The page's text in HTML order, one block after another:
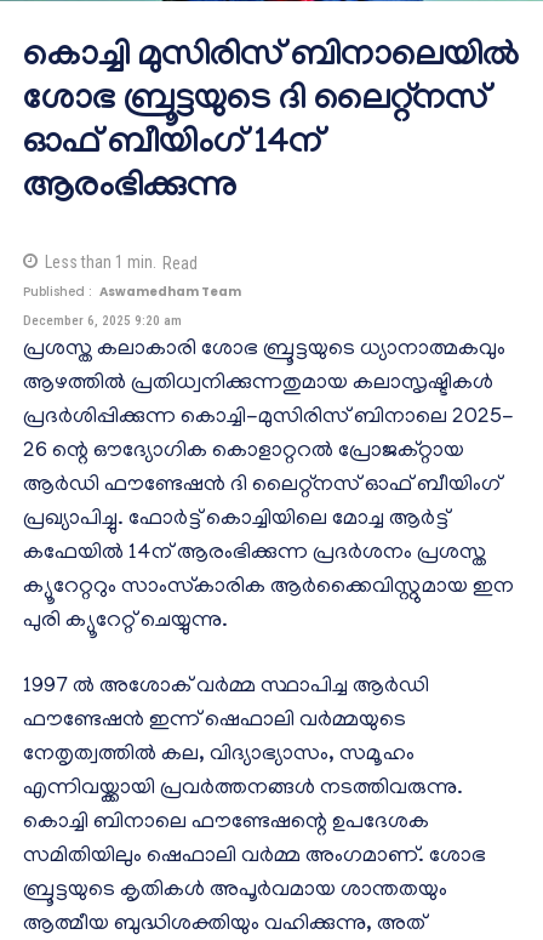
കൊച്ചി മുസിരിസ് ബിനാലെയില്‍
ശോഭ ബ്രൂട്ടയുടെ ദി ലൈറ്റ്നസ്
ഓഫ് ബീയിംഗ് 14ന്
ആരംഭിക്കുന്നു
Less than 1 min. Read
Published : Aswamedham Team
December 6, 2025 9:20 am
പ്രശസ്ത കലാകാരി ശോഭ ബ്രൂട്ടയുടെ ധ്യാനാത്മകവും
ആഴത്തില്‍ പ്രതിധ്വനിക്കുന്നതുമായ കലാസൃഷ്ടികള്‍
പ്രദര്‍ശിപ്പിക്കുന്ന കൊച്ചി-മുസിരിസ് ബിനാലെ 2025-
26 ന്റെ ഔദ്യോഗിക കൊളാറ്ററല്‍ പ്രോജക്റ്റായ
ആര്‍ഡി ഫൗണ്ടേഷന്‍ ദി ലൈറ്റ്നസ് ഓഫ് ബീയിംഗ്
പ്രഖ്യാപിച്ചു. ഫോര്‍ട്ട് കൊച്ചിയിലെ മോച്ച ആര്‍ട്ട്
കഫേയില്‍ 14ന് ആരംഭിക്കുന്ന പ്രദര്‍ശനം പ്രശസ്ത
ക്യൂറേറ്ററും സാംസ്‌കാരിക ആര്‍ക്കൈവിസ്റ്റുമായ ഇന
പുരി ക്യൂറേറ്റ് ചെയ്യുന്നു.
1997 ല്‍ അശോക് വര്‍മ്മ സ്ഥാപിച്ച ആര്‍ഡി
ഫൗണ്ടേഷന്‍ ഇന്ന് ഷെഫാലി വര്‍മ്മയുടെ
നേതൃത്വത്തില്‍ കല, വിദ്യാഭ്യാസം, സമൂഹം
എന്നിവയ്ക്കായി പ്രവര്‍ത്തനങ്ങള്‍ നടത്തിവരുന്നു.
കൊച്ചി ബിനാലെ ഫൗണ്ടേഷന്റെ ഉപദേശക
സമിതിയിലും ഷെഫാലി വര്‍മ്മ അംഗമാണ്. ശോഭ
ബ്രൂട്ടയുടെ കൃതികള്‍ അപൂര്‍വമായ ശാന്തതയും
ആത്മീയ ബുദ്ധിശക്തിയും വഹിക്കുന്നു, അത്